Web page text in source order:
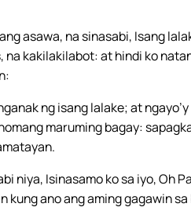
asawa, na sinasabi, Isang
kakilakilabot: at hindi ko
ng isang lalake; at
maruming bagay:
niya, Isinasamo ko sa iyo, Oh
kung ano ang aming gagawin